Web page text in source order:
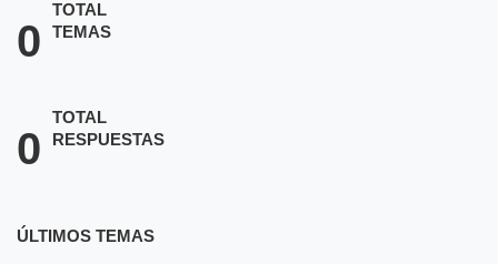
0
TOTAL
TEMAS
0
TOTAL
RESPUESTAS
ÚLTIMOS TEMAS